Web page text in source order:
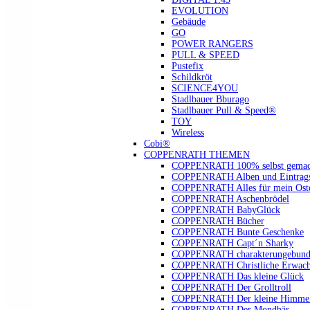
EVOLUTION
Gebäude
GO
POWER RANGERS
PULL & SPEED
Pustefix
Schildkröt
SCIENCE4YOU
Stadlbauer Bburago
Stadlbauer Pull & Speed®
TOY
Wireless
Cobi®
COPPENRATH THEMEN
COPPENRATH 100% selbst
COPPENRATH Alben und
COPPENRATH Alles für mein
COPPENRATH Aschenbrödel
COPPENRATH BabyGlück
COPPENRATH Bücher
COPPENRATH Bunte Geschenke
COPPENRATH Capt´n Sharky
COPPENRATH
COPPENRATH Christliche
COPPENRATH Das kleine Glück
COPPENRATH Der Grolltroll
COPPENRATH Der kleine